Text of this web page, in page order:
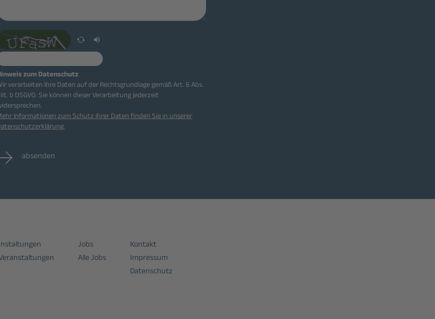
zum Datenschutz
verarbeiten Ihre Daten auf der Rechtsgrundlage gemäß Art. 6 Abs.
b DSGVO. Sie können dieser Verarbeitung jederzeit
Informationen zum Schutz Ihrer Daten finden Sie in unserer
absenden
Jobs
Alle Jobs
Kontakt
Impressum
Datenschutz